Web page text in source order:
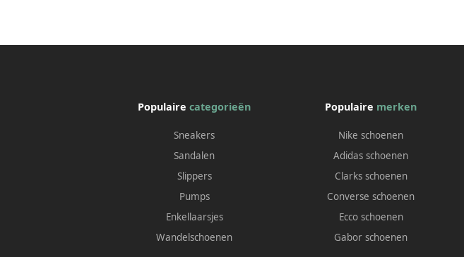
Populairecategorieën
Sneakers
Sandalen
Slippers
Pumps
Enkellaarsjes
Wandelschoenen
Populaire merken
Nike schoenen
Adidas schoenen
Clarks schoenen
Converse schoenen
Ecco schoenen
Gabor schoenen